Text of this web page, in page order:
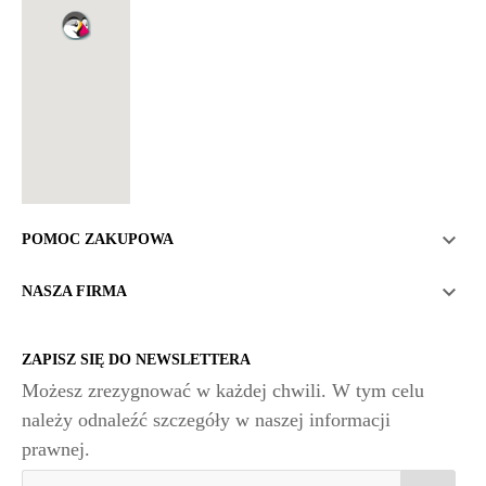
POMOC ZAKUPOWA 
NASZA FIRMA 
ZAPISZ SIĘ DO NEWSLETTERA
Możesz zrezygnować w każdej chwili. W tym celu
należy odnaleźć szczegóły w naszej informacji
prawnej.